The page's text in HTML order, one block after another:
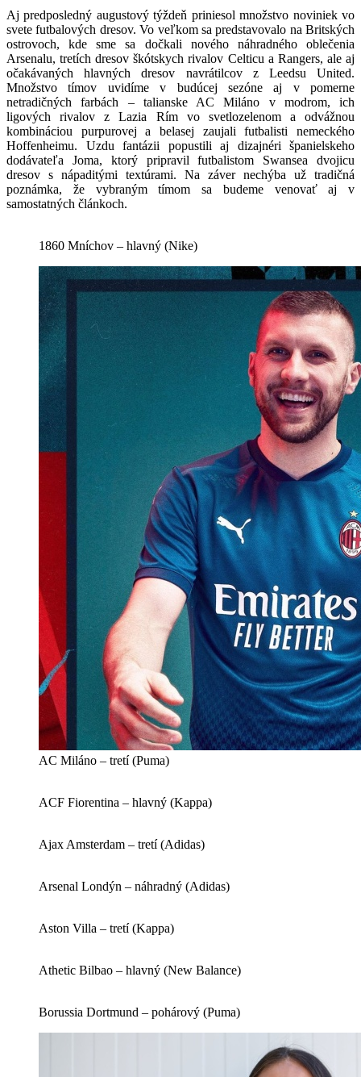
Aj predposledný augustový týždeň priniesol množstvo noviniek vo
svete futbalových dresov. Vo veľkom sa predstavovalo na Britských
ostrovoch, kde sme sa dočkali nového náhradného oblečenia
Arsenalu, tretích dresov škótskych rivalov Celticu a Rangers, ale aj
očakávaných hlavných dresov navrátilcov z Leedsu United.
Množstvo tímov uvidíme v budúcej sezóne aj v pomerne
netradičných farbách – talianske AC Miláno v modrom, ich
ligových rivalov z Lazia Rím vo svetlozelenom a odvážnou
kombináciou purpurovej a belasej zaujali futbalisti nemeckého
Hoffenheimu. Uzdu fantázii popustili aj dizajnéri španielskeho
dodávateľa Joma, ktorý pripravil futbalistom Swansea dvojicu
dresov s nápaditými textúrami. Na záver nechýba už tradičná
poznámka, že vybraným tímom sa budeme venovať aj v
samostatných článkoch.
1860 Mníchov – hlavný (Nike)
AC Miláno – tretí (Puma)
ACF Fiorentina – hlavný (Kappa)
Ajax Amsterdam – tretí (Adidas)
Arsenal Londýn – náhradný (Adidas)
Aston Villa – tretí (Kappa)
Athetic Bilbao – hlavný (New Balance)
Borussia Dortmund – pohárový (Puma)